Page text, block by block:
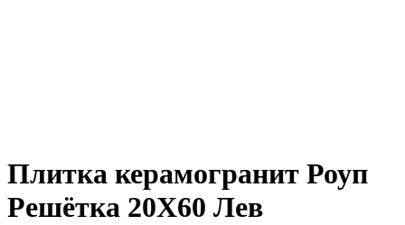
Плитка керамогранит Роуп
Решётка 20X60 Лев